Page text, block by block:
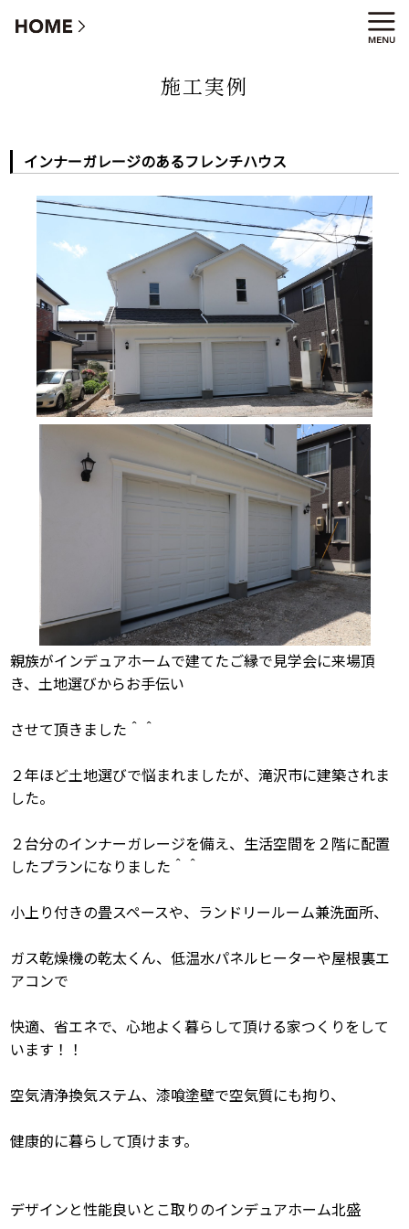
インナーガレージのあるフレンチハウス
施工実例
インナーガレージのあるフレンチハウス
親族がインデュアホームで建てたご縁で見学会に来場頂
き、土地選びからお手伝い
させて頂きました＾＾
２年ほど土地選びで悩まれましたが、滝沢市に建築されま
した。
２台分のインナーガレージを備え、生活空間を２階に配置
したプランになりました＾＾
小上り付きの畳スペースや、ランドリールーム兼洗面所、
ガス乾燥機の乾太くん、低温水パネルヒーターや屋根裏エ
アコンで
快適、省エネで、心地よく暮らして頂ける家つくりをして
います！！
空気清浄換気ステム、漆喰塗壁で空気質にも拘り、
健康的に暮らして頂けます。
デザインと性能良いとこ取りのインデュアホーム北盛